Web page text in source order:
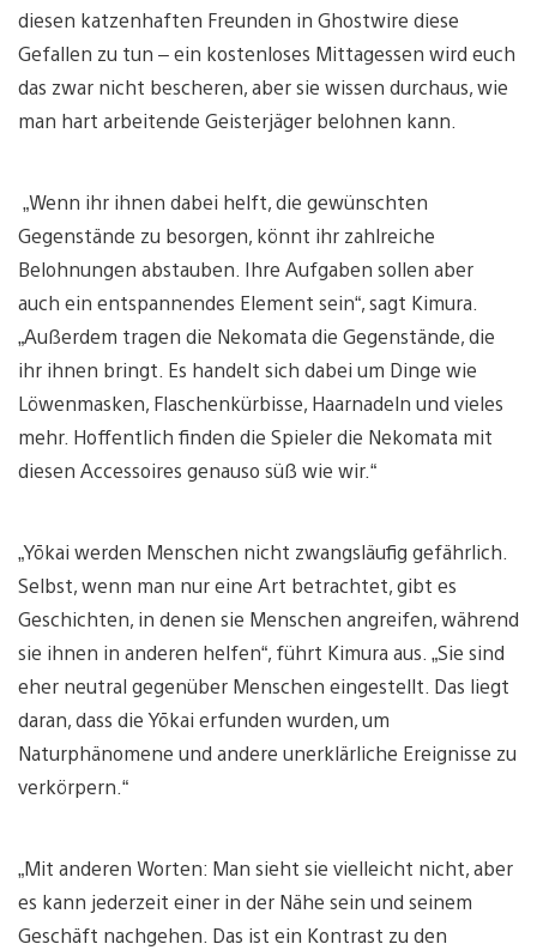
diesen katzenhaften Freunden in Ghostwire diese
Gefallen zu tun – ein kostenloses Mittagessen wird euch
das zwar nicht bescheren, aber sie wissen durchaus, wie
man hart arbeitende Geisterjäger belohnen kann.
„Wenn ihr ihnen dabei helft, die gewünschten
Gegenstände zu besorgen, könnt ihr zahlreiche
Belohnungen abstauben. Ihre Aufgaben sollen aber
auch ein entspannendes Element sein“, sagt Kimura.
„Außerdem tragen die Nekomata die Gegenstände, die
ihr ihnen bringt. Es handelt sich dabei um Dinge wie
Löwenmasken, Flaschenkürbisse, Haarnadeln und vieles
mehr. Hoffentlich finden die Spieler die Nekomata mit
diesen Accessoires genauso süß wie wir.“
„Yōkai werden Menschen nicht zwangsläufig gefährlich.
Selbst, wenn man nur eine Art betrachtet, gibt es
Geschichten, in denen sie Menschen angreifen, während
sie ihnen in anderen helfen“, führt Kimura aus. „Sie sind
eher neutral gegenüber Menschen eingestellt. Das liegt
daran, dass die Yōkai erfunden wurden, um
Naturphänomene und andere unerklärliche Ereignisse zu
verkörpern.“
„Mit anderen Worten: Man sieht sie vielleicht nicht, aber
es kann jederzeit einer in der Nähe sein und seinem
Geschäft nachgehen. Das ist ein Kontrast zu den